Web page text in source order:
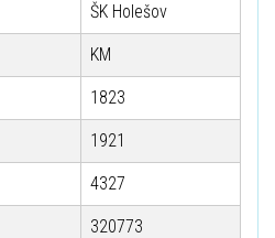
ŠK Holešov
KM
1823
1921
4327
320773